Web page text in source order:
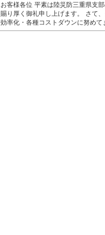
お客様各位 平素は陸災防三重県支
賜り厚く御礼申し上げます。 さて
効率化・各種コストダウンに努めて